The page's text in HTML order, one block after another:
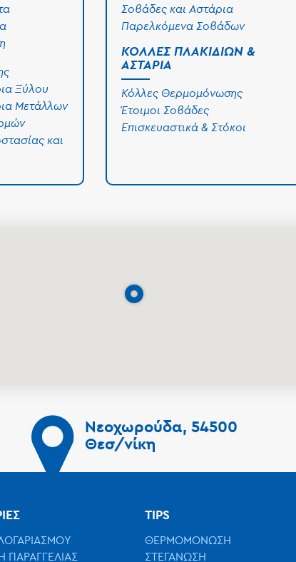
Ξύλου
Μετάλλων
και
Σοβάδες και Αστάρια
Παρελκόμενα Σοβάδων
ΚΌΛΛΕΣ ΠΛΑΚΙΔΊΩΝ &
ΑΣΤΆΡΙΑ
Κόλλες Θερμομόνωσης
Έτοιμοι Σοβάδες
Επισκευαστικά & Στόκοι
Νεοχωρούδα, 54500
Θεσ/νίκη
TIPS
ΘΕΡΜΟΜΟΝΩΣΗ
ΣΤΕΓΑΝΩΣΗ